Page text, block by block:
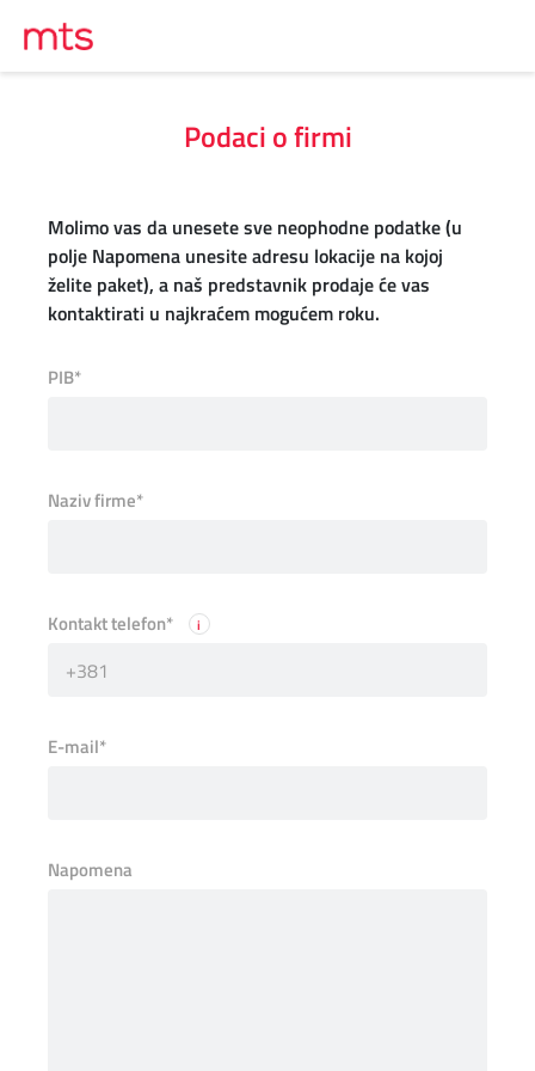
Podaci o firmi
Molimo vas da unesete sve neophodne podatke (u
polje Napomena unesite adresu lokacije na kojoj
želite paket), a naš predstavnik prodaje će vas
kontaktirati u najkraćem mogućem roku.
PIB*
Naziv firme*
Kontakt telefon* i
+381
E-mail*
Napomena